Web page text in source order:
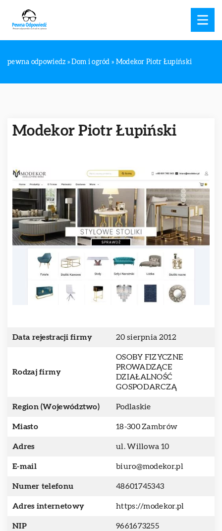
pewna odpowiedz »Dom i ogród » Modekor Piotr Łupiński
Modekor Piotr Łupiński
Data rejestracji firmy 20 sierpnia 2012
Rodzaj firmy
OSOBY FIZYCZNE
PROWADZĄCE
DZIAŁALNOŚĆ
GOSPODARCZĄ
Region (Województwo) Podlaskie
Miasto 18-300 Zambrów
Adres ul. Willowa 10
E-mail biuro@modekor.pl
Numer telefonu 48601745343
Adres internetowy https://modekor.pl
NIP 9661673255